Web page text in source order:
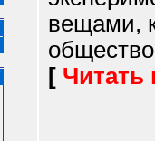
вещами,
[ Читать